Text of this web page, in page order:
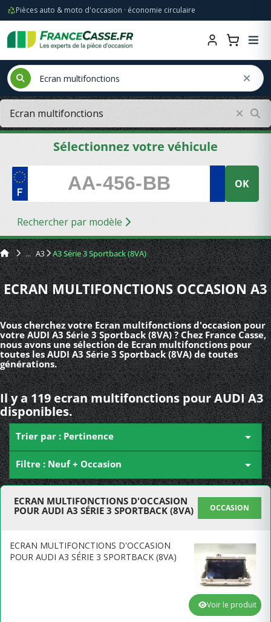
Pièces auto & moto d'occasion · économie circulaire
Sélectionnez votre véhicule
OK
Rechercher par modèle
A3 A3 Série 3 Sportback (8VA)
ECRAN MULTIFONCTIONS OCCASION A3
Vous cherchez votre Ecran multifonctions d'occasion pour
votre AUDI A3 Série 3 Sportback (8VA) ? Chez France Casse,
nous avons une sélection de Ecran multifonctions pour
toutes les AUDI A3 Série 3 Sportback (8VA) de toutes
générations.
Il y a 119 ecran multifonctions pour AUDI A3
disponibles.
Trier par : Pertinence 
Filtre : Neuf + Occasion 
ECRAN MULTIFONCTIONS D'OCCASION
POUR AUDI A3 SÉRIE 3 SPORTBACK (8VA)
OCCASION
ECRAN MULTIFONCTIONS D'OCCASION
POUR AUDI A3 SÉRIE 3 SPORTBACK (8VA)
Voir le produit